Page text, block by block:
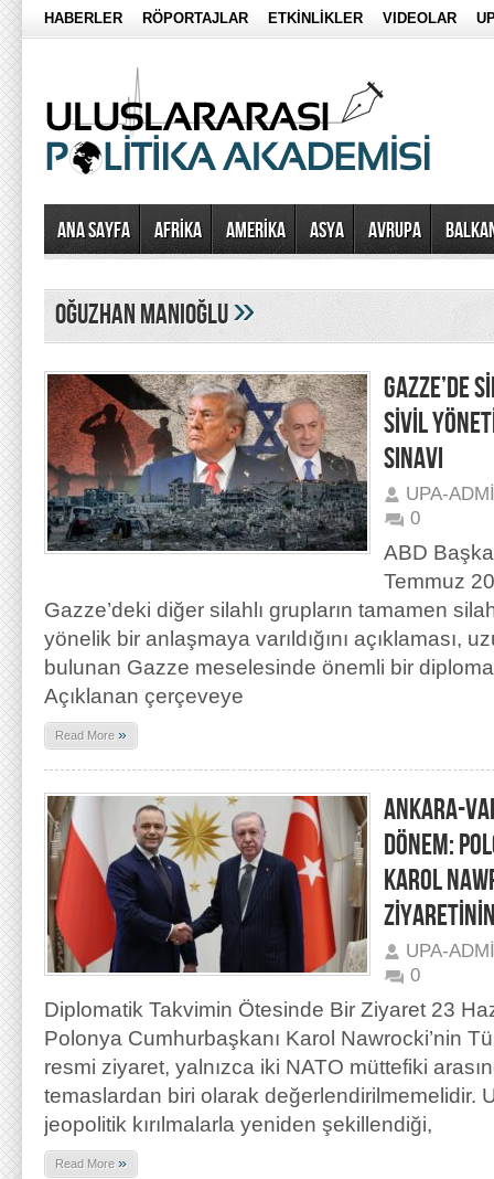
HABERLER RÖPORTAJLAR ETKİNLİKLER VIDEOLAR
Ana Sayfa AFRİKA AMERİKA ASYA AVRUPA
oğuzhan manioğlu»
GAZZE’DE
SİVİL
SINAVI
UPA-
0
ABD
Temmuz
Gazze’deki diğer silahlı grupların tamamen
yönelik bir anlaşmaya varıldığını açıklaması,
bulunan Gazze meselesinde önemli bir
Açıklanan çerçeveye
Read More »
ANKARA-
DÖNEM:
KAROL
UPA-
0
Diplomatik Takvimin Ötesinde Bir Ziyaret 23
Polonya Cumhurbaşkanı Karol Nawrocki’nin
resmi ziyaret, yalnızca iki NATO müttefiki
temaslardan biri olarak değerlendirilmemelidir.
jeopolitik kırılmalarla yeniden şekillendiği,
Read More »